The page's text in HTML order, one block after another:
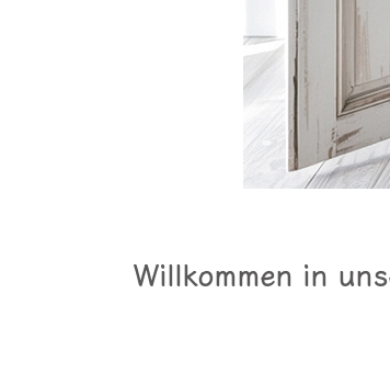
Willkommen in